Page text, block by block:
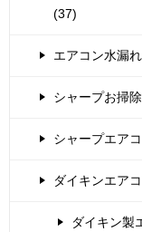
(37)
エアコン水漏
シャープお掃
シャープエア
ダイキンエア
ダイキン製